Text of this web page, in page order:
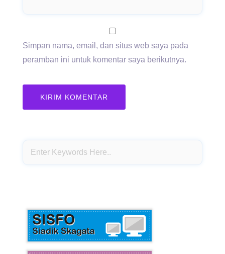
Simpan nama, email, dan situs web saya pada
peramban ini untuk komentar saya berikutnya.